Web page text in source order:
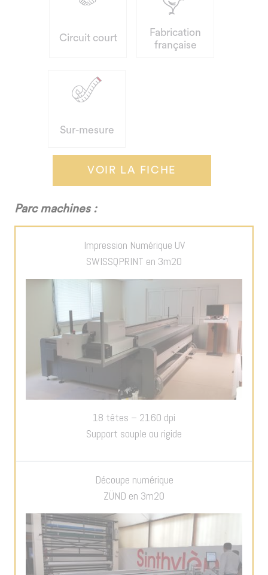
Circuit court
Fabrication
française
Sur-mesure
VOIR LA FICHE
Parc machines :
Impression Numérique UV
SWISSQPRINT en 3m20
18 têtes – 2160 dpi
Support souple ou rigide
Découpe numérique
ZÜND en 3m20